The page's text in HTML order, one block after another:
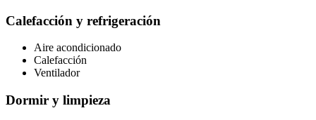
Calefacción y refrigeración
Aire acondicionado
Calefacción
Ventilador
Dormir y limpieza